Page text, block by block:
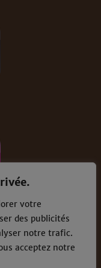
votre
des publicités
notre trafic.
acceptez notre
-Mentions